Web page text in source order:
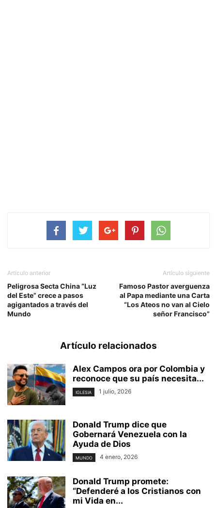
Artículo anterior
Peligrosa Secta China “Luz
del Este” crece a pasos
agigantados a través del
Mundo
Artículo siguiente
Famoso Pastor averguenza
al Papa mediante una Carta
“Los Ateos no van al Cielo
señor Francisco”
Artículo relacionados
Alex Campos ora por Colombia y
reconoce que su país necesita...
IGLESIA 1 julio, 2026
Donald Trump dice que
Gobernará Venezuela con la
Ayuda de Dios
MUNDO 4 enero, 2026
Donald Trump promete:
“Defenderé a los Cristianos con
mi Vida en...